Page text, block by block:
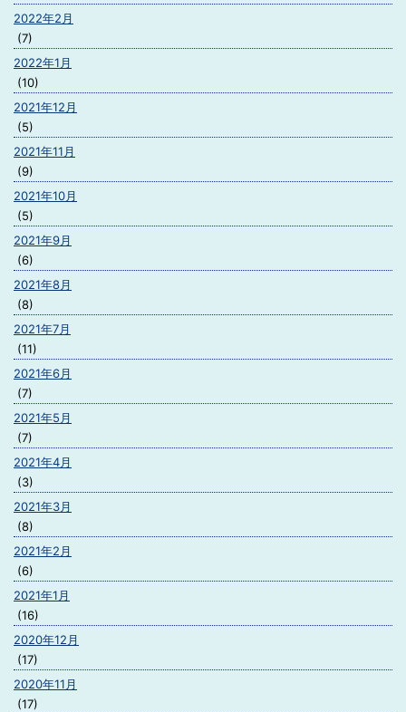
2022年2月
(7)
2022年1月
(10)
2021年12月
(5)
2021年11月
(9)
2021年10月
(5)
2021年9月
(6)
2021年8月
(8)
2021年7月
(11)
2021年6月
(7)
2021年5月
(7)
2021年4月
(3)
2021年3月
(8)
2021年2月
(6)
2021年1月
(16)
2020年12月
(17)
2020年11月
(17)